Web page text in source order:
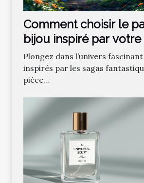
Comment choisir le
bijou inspiré par votre
fantastique préférée ?
Plongez dans l’univers
inspirés par les sagas
pièce...